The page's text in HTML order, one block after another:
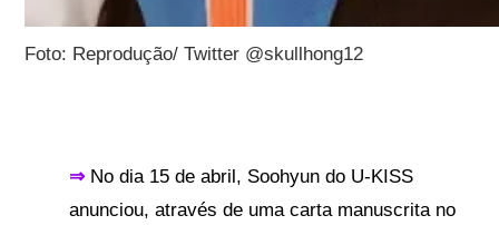
Foto: Reprodução/ Twitter @skullhong12
⇒ No dia 15 de abril, Soohyun do U-KISS
anunciou, através de uma carta manuscrita no